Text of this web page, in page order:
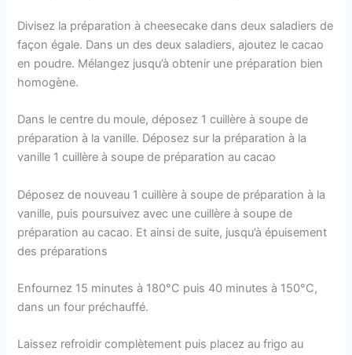
Divisez la préparation à cheesecake dans deux saladiers de
façon égale. Dans un des deux saladiers, ajoutez le cacao
en poudre. Mélangez jusqu’à obtenir une préparation bien
homogène.
Dans le centre du moule, déposez 1 cuillère à soupe de
préparation à la vanille. Déposez sur la préparation à la
vanille 1 cuillère à soupe de préparation au cacao
Déposez de nouveau 1 cuillère à soupe de préparation à la
vanille, puis poursuivez avec une cuillère à soupe de
préparation au cacao. Et ainsi de suite, jusqu’à épuisement
des préparations
Enfournez 15 minutes à 180°C puis 40 minutes à 150°C,
dans un four préchauffé.
Laissez refroidir complètement puis placez au frigo au